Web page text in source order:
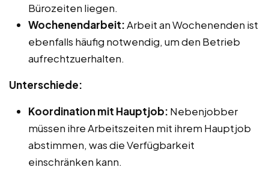
Bürozeiten liegen.
Wochenendarbeit:Arbeit an Wochenenden ist
ebenfalls häufig notwendig, um den Betrieb
aufrechtzuerhalten.
Unterschiede:
Koordination mit Hauptjob: Nebenjobber
müssen ihre Arbeitszeiten mit ihrem Hauptjob
abstimmen, was die Verfügbarkeit
einschränken kann.